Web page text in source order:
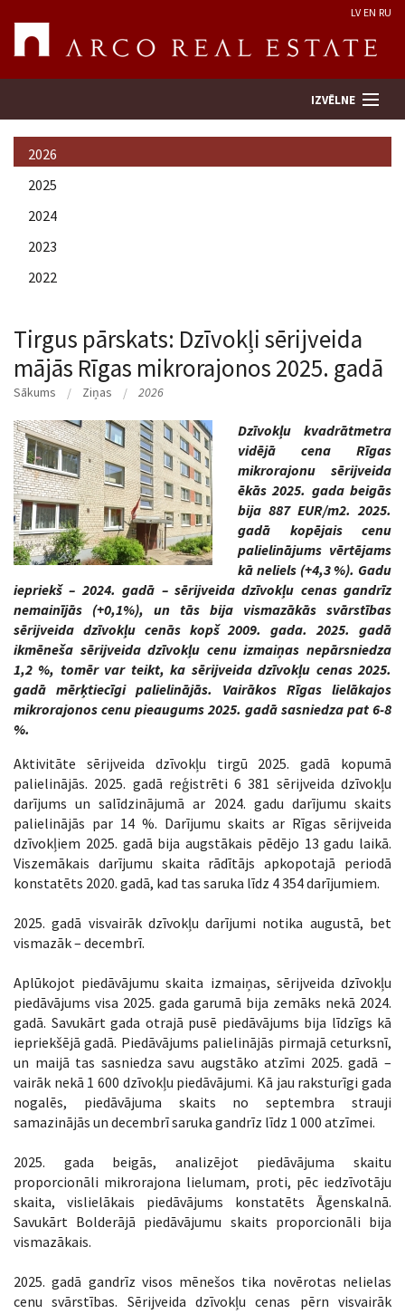
LV EN RU
IZVĒLNE
Meklēt īpašumu
Uzņēmums
Pakalpojumi
Kontakti
2026
2025
2024
2023
2022
Tirgus pārskats: Dzīvokļi sērijveida
mājās Rīgas mikrorajonos 2025. gadā
Sākums Ziņas 2026
Dzīvokļu kvadrātmetra
vidējā cena Rīgas
mikrorajonu sērijveida
ēkās 2025. gada beigās
bija 887 EUR/m2. 2025.
gadā kopējais cenu
palielinājums vērtējams
kā neliels (+4,3 %). Gadu
iepriekš – 2024. gadā – sērijveida dzīvokļu cenas gandrīz
nemainījās (+0,1%), un tās bija vismazākās svārstības
sērijveida dzīvokļu cenās kopš 2009. gada. 2025. gadā
ikmēneša sērijveida dzīvokļu cenu izmaiņas nepārsniedza
1,2 %, tomēr var teikt, ka sērijveida dzīvokļu cenas 2025.
gadā mērķtiecīgi palielinājās. Vairākos Rīgas lielākajos
mikrorajonos cenu pieaugums 2025. gadā sasniedza pat 6-8
%.
Aktivitāte sērijveida dzīvokļu tirgū 2025. gadā kopumā
palielinājās. 2025. gadā reģistrēti 6 381 sērijveida dzīvokļu
darījums un salīdzinājumā ar 2024. gadu darījumu skaits
palielinājās par 14 %. Darījumu skaits ar Rīgas sērijveida
dzīvokļiem 2025. gadā bija augstākais pēdējo 13 gadu laikā.
Viszemākais darījumu skaita rādītājs apkopotajā periodā
konstatēts 2020. gadā, kad tas saruka līdz 4 354 darījumiem.
2025. gadā visvairāk dzīvokļu darījumi notika augustā, bet
vismazāk – decembrī.
Aplūkojot piedāvājumu skaita izmaiņas, sērijveida dzīvokļu
piedāvājums visa 2025. gada garumā bija zemāks nekā 2024.
gadā. Savukārt gada otrajā pusē piedāvājums bija līdzīgs kā
iepriekšējā gadā. Piedāvājums palielinājās pirmajā ceturksnī,
un maijā tas sasniedza savu augstāko atzīmi 2025. gadā –
vairāk nekā 1 600 dzīvokļu piedāvājumi. Kā jau raksturīgi gada
nogalēs, piedāvājuma skaits no septembra strauji
samazinājās un decembrī saruka gandrīz līdz 1 000 atzīmei.
2025. gada beigās, analizējot piedāvājuma skaitu
proporcionāli mikrorajona lielumam, proti, pēc iedzīvotāju
skaita, vislielākais piedāvājums konstatēts Āgenskalnā.
Savukārt Bolderājā piedāvājumu skaits proporcionāli bija
vismazākais.
2025. gadā gandrīz visos mēnešos tika novērotas nelielas
cenu svārstības. Sērijveida dzīvokļu cenas pērn visvairāk